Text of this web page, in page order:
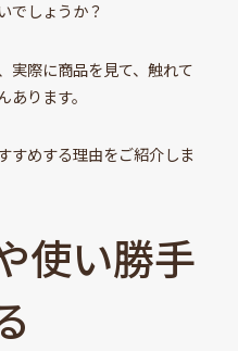
でしょうか？
実際に商品を見て、触れて
ります。
すめする理由をご紹介しま
使い勝手